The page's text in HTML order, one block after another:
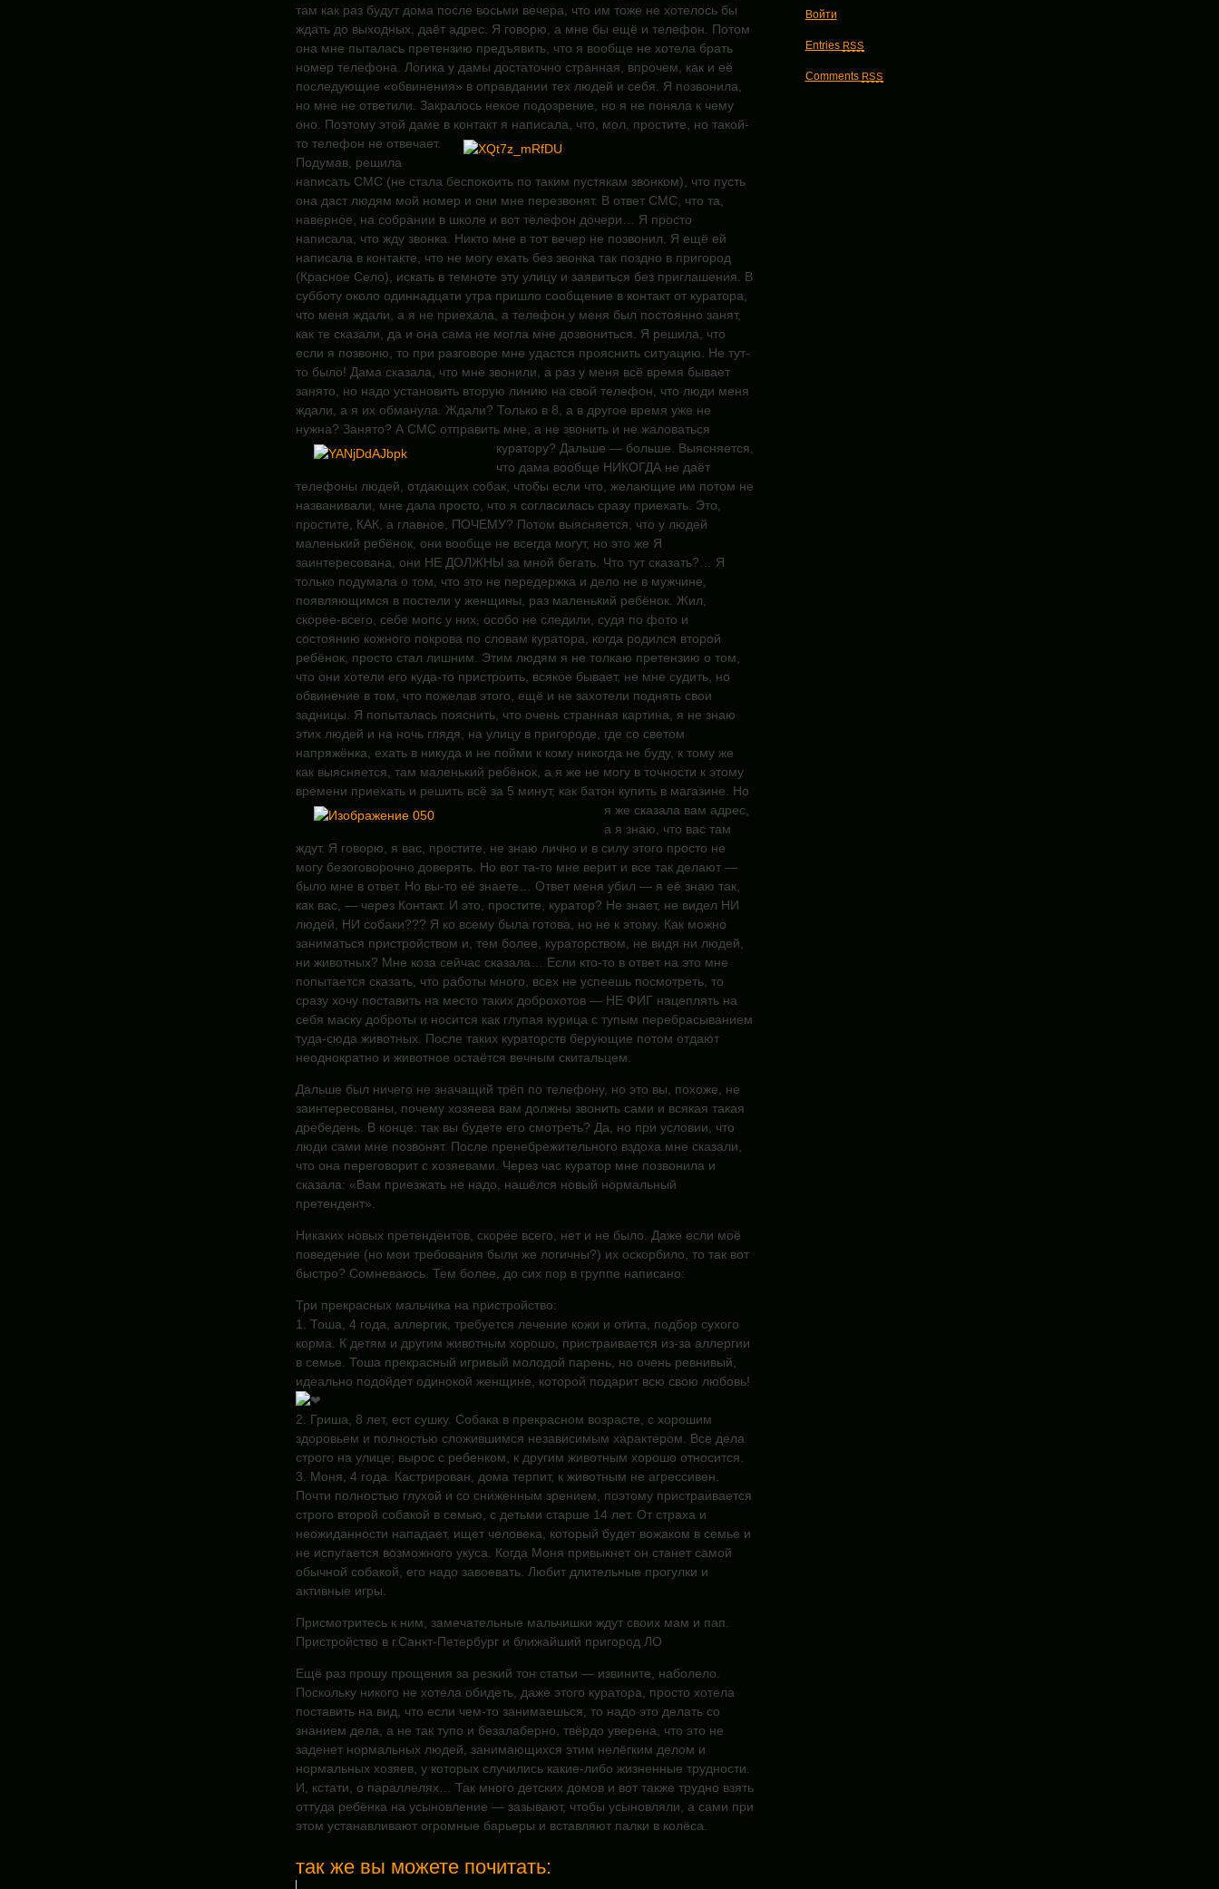
там как раз будут дома после восьми вечера, что им тоже не хотелось бы
ждать до выходных, даёт адрес. Я говорю, а мне бы ещё и телефон. Потом
она мне пыталась претензию предъявить, что я вообще не хотела брать
номер телефона. Логика у дамы достаточно странная, впрочем, как и её
последующие «обвинения» в оправдании тех людей и себя. Я позвонила,
но мне не ответили. Закралось некое подозрение, но я не поняла к чему
оно. Поэтому этой даме в контакт я написала, что, мол, простите, но такой-
то телефон не отвечает.
Подумав, решила
написать СМС (не стала беспокоить по таким пустякам звонком), что пусть
она даст людям мой номер и они мне перезвонят. В ответ СМС, что та,
наверное, на собрании в школе и вот телефон дочери… Я просто
написала, что жду звонка. Никто мне в тот вечер не позвонил. Я ещё ей
написала в контакте, что не могу ехать без звонка так поздно в пригород
(Красное Село), искать в темноте эту улицу и заявиться без приглашения. В
субботу около одиннадцати утра пришло сообщение в контакт от куратора,
что меня ждали, а я не приехала, а телефон у меня был постоянно занят,
как те сказали, да и она сама не могла мне дозвониться. Я решила, что
если я позвоню, то при разговоре мне удастся прояснить ситуацию. Не тут-
то было! Дама сказала, что мне звонили, а раз у меня всё время бывает
занято, но надо установить вторую линию на свой телефон, что люди меня
ждали, а я их обманула. Ждали? Только в 8, а в другое время уже не
нужна? Занято? А СМС отправить мне, а не звонить и не жаловаться
куратору? Дальше — больше. Выясняется,
что дама вообще НИКОГДА не даёт
телефоны людей, отдающих собак, чтобы если что, желающие им потом не
названивали, мне дала просто, что я согласилась сразу приехать. Это,
простите, КАК, а главное, ПОЧЕМУ? Потом выясняется, что у людей
маленький ребёнок, они вообще не всегда могут, но это же Я
заинтересована, они НЕ ДОЛЖНЫ за мной бегать. Что тут сказать?… Я
только подумала о том, что это не передержка и дело не в мужчине,
появляющимся в постели у женщины, раз маленький ребёнок. Жил,
скорее-всего, себе мопс у них, особо не следили, судя по фото и
состоянию кожного покрова по словам куратора, когда родился второй
ребёнок, просто стал лишним. Этим людям я не толкаю претензию о том,
что они хотели его куда-то пристроить, всякое бывает, не мне судить, но
обвинение в том, что пожелав этого, ещё и не захотели поднять свои
задницы. Я попыталась пояснить, что очень странная картина, я не знаю
этих людей и на ночь глядя, на улицу в пригороде, где со светом
напряжёнка, ехать в никуда и не пойми к кому никогда не буду, к тому же
как выясняется, там маленький ребёнок, а я же не могу в точности к этому
времени приехать и решить всё за 5 минут, как батон купить в магазине. Но
я же сказала вам адрес,
а я знаю, что вас там
ждут. Я говорю, я вас, простите, не знаю лично и в силу этого просто не
могу безоговорочно доверять. Но вот та-то мне верит и все так делают —
было мне в ответ. Но вы-то её знаете… Ответ меня убил — я её знаю так,
как вас, — через Контакт. И это, простите, куратор? Не знает, не видел НИ
людей, НИ собаки??? Я ко всему была готова, но не к этому. Как можно
заниматься пристройством и, тем более, кураторством, не видя ни людей,
ни животных? Мне коза сейчас сказала… Если кто-то в ответ на это мне
попытается сказать, что работы много, всех не успеешь посмотреть, то
сразу хочу поставить на место таких доброхотов — НЕ ФИГ нацеплять на
себя маску доброты и носится как глупая курица с тупым перебрасыванием
туда-сюда животных. После таких кураторств берующие потом отдают
неоднократно и животное остаётся вечным скитальцем.
Дальше был ничего не значащий трёп по телефону, но это вы, похоже, не
заинтересованы, почему хозяева вам должны звонить сами и всякая такая
дребедень. В конце: так вы будете его смотреть? Да, но при условии, что
люди сами мне позвонят. После пренебрежительного вздоха мне сказали,
что она переговорит с хозяевами. Через час куратор мне позвонила и
сказала: «Вам приезжать не надо, нашёлся новый нормальный
претендент».
Никаких новых претендентов, скорее всего, нет и не было. Даже если моё
поведение (но мои требования были же логичны?) их оскорбило, то так вот
быстро? Сомневаюсь. Тем более, до сих пор в группе написано:
Три прекрасных мальчика на пристройство:
1. Тоша, 4 года, аллергик, требуется лечение кожи и отита, подбор сухого
корма. К детям и другим животным хорошо, пристраивается из-за аллергии
в семье. Тоша прекрасный игривый молодой парень, но очень ревнивый,
идеально подойдет одинокой женщине, которой подарит всю свою любовь!
2. Гриша, 8 лет, ест сушку. Собака в прекрасном возрасте, с хорошим
здоровьем и полностью сложившимся независимым характером. Все дела
строго на улице; вырос с ребенком, к другим животным хорошо относится.
3. Моня, 4 года. Кастрирован, дома терпит, к животным не агрессивен.
Почти полностью глухой и со сниженным зрением, поэтому пристраивается
строго второй собакой в семью, с детьми старше 14 лет. От страха и
неожиданности нападает, ищет человека, который будет вожаком в семье и
не испугается возможного укуса. Когда Моня привыкнет он станет самой
обычной собакой, его надо завоевать. Любит длительные прогулки и
активные игры.
Присмотритесь к ним, замечательные мальчишки ждут своих мам и пап.
Пристройство в г.Санкт-Петербург и ближайший пригород ЛО
Ещё раз прошу прощения за резкий тон статьи — извините, наболело.
Поскольку никого не хотела обидеть, даже этого куратора, просто хотела
поставить на вид, что если чем-то занимаешься, то надо это делать со
знанием дела, а не так тупо и безалаберно, твёрдо уверена, что это не
заденет нормальных людей, занимающихся этим нелёгким делом и
нормальных хозяев, у которых случились какие-либо жизненные трудности.
И, кстати, о параллелях… Так много детских домов и вот также трудно взять
оттуда ребёнка на усыновление — зазывают, чтобы усыновляли, а сами при
этом устанавливают огромные барьеры и вставляют палки в колёса.
так же вы можете почитать:
Войти
Entries RSS
Comments RSS